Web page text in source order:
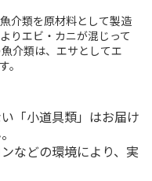
介類を原材料として製造
りエビ・カニが混じって
介類は、エサとしてエ
。
「小道具類」はお届け
などの環境により、実